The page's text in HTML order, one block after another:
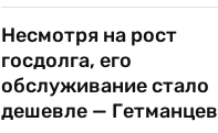
Несмотря на рост
госдолга, его
обслуживание стало
дешевле — Гетманцев